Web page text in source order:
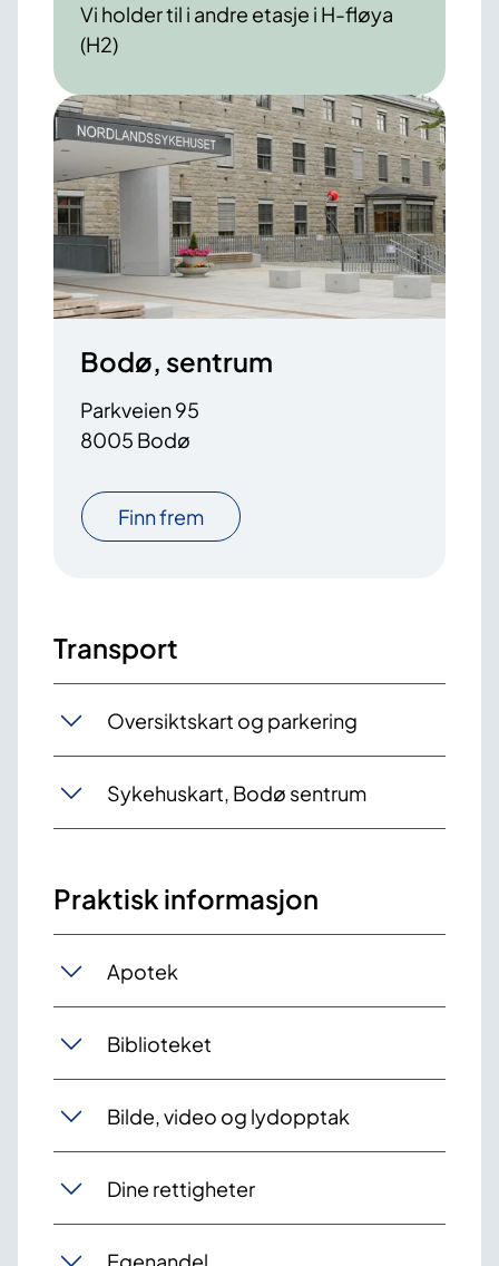
Vi holder til i andre etasje i H-fløya
(H2)
Bodø, sentrum
Parkveien 95
8005 Bodø
Finn frem
Transport
Oversiktskart og parkering
Sykehuskart, Bodø sentrum
Praktisk informasjon
Apotek
Biblioteket
Bilde, video og lydopptak
Dine rettigheter